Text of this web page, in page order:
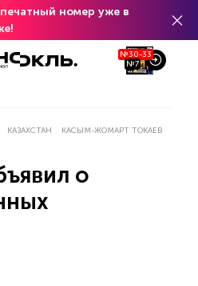
номер уже в
№30-33
№7
КАЗАХСТАН КАСЫМ-ЖОМАРТ ТОКАЕВ
о